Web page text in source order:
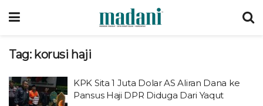
Tag: korusi haji
KPK Sita 1 Juta Dolar AS Aliran Dana ke
Pansus Haji DPR Diduga Dari Yaqut